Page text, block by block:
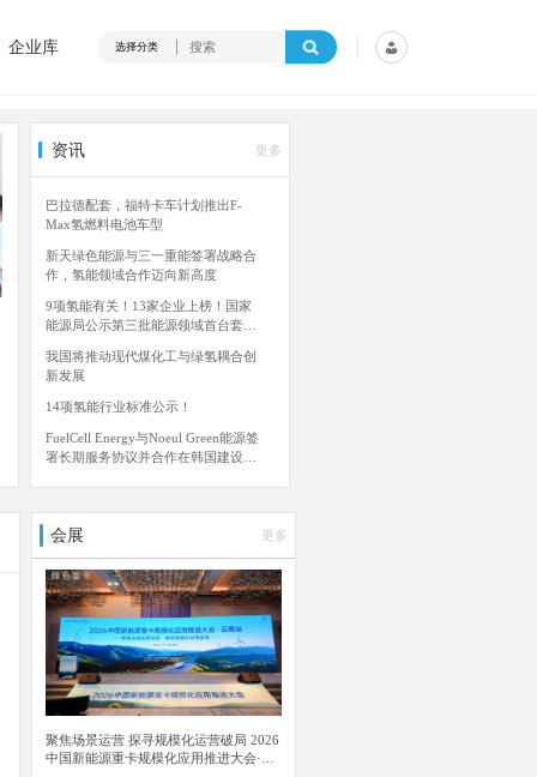
企业库 选择分类
产业联盟成立
资讯 更多
巴拉德配套，福特卡车计划推出F-
Max氢燃料电池车型
新天绿色能源与三一重能签署战略合
作，氢能领域合作迈向新高度
9项氢能有关！13家企业上榜！国家
能源局公示第三批能源领域首台套重
我国将推动现代煤化工与绿氢耦合创
新发展
14项氢能行业标准公示！
FuelCell Energy与Noeul Green能源签
署长期服务协议并合作在韩国建设氢
三菱电力美洲公司向犹他州项目交付
陕西氢能与中石油陕西榆林销售分公
司签订合作框架协议
迈克菲能源与Vulcain工程强强联合，
共同改变氢气市场未来
阿曼绿氢项目取得重大进展！ACME
集团获得4.879亿美元贷款
会展 更多
聚焦场景运营 探寻规模化运营破局 2026
中国新能源重卡规模化应用推进大会·云